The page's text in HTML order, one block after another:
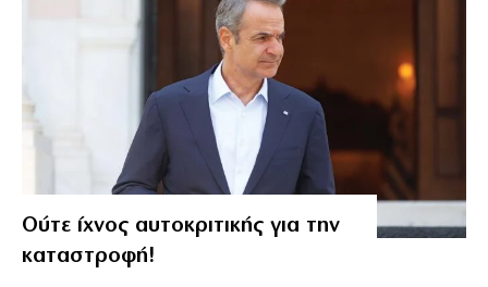
Ούτε ίχνος αυτοκριτικής για την
καταστροφή!